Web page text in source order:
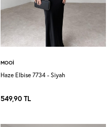
MOOI
Haze Elbise 7734 - Siyah
549,90 TL